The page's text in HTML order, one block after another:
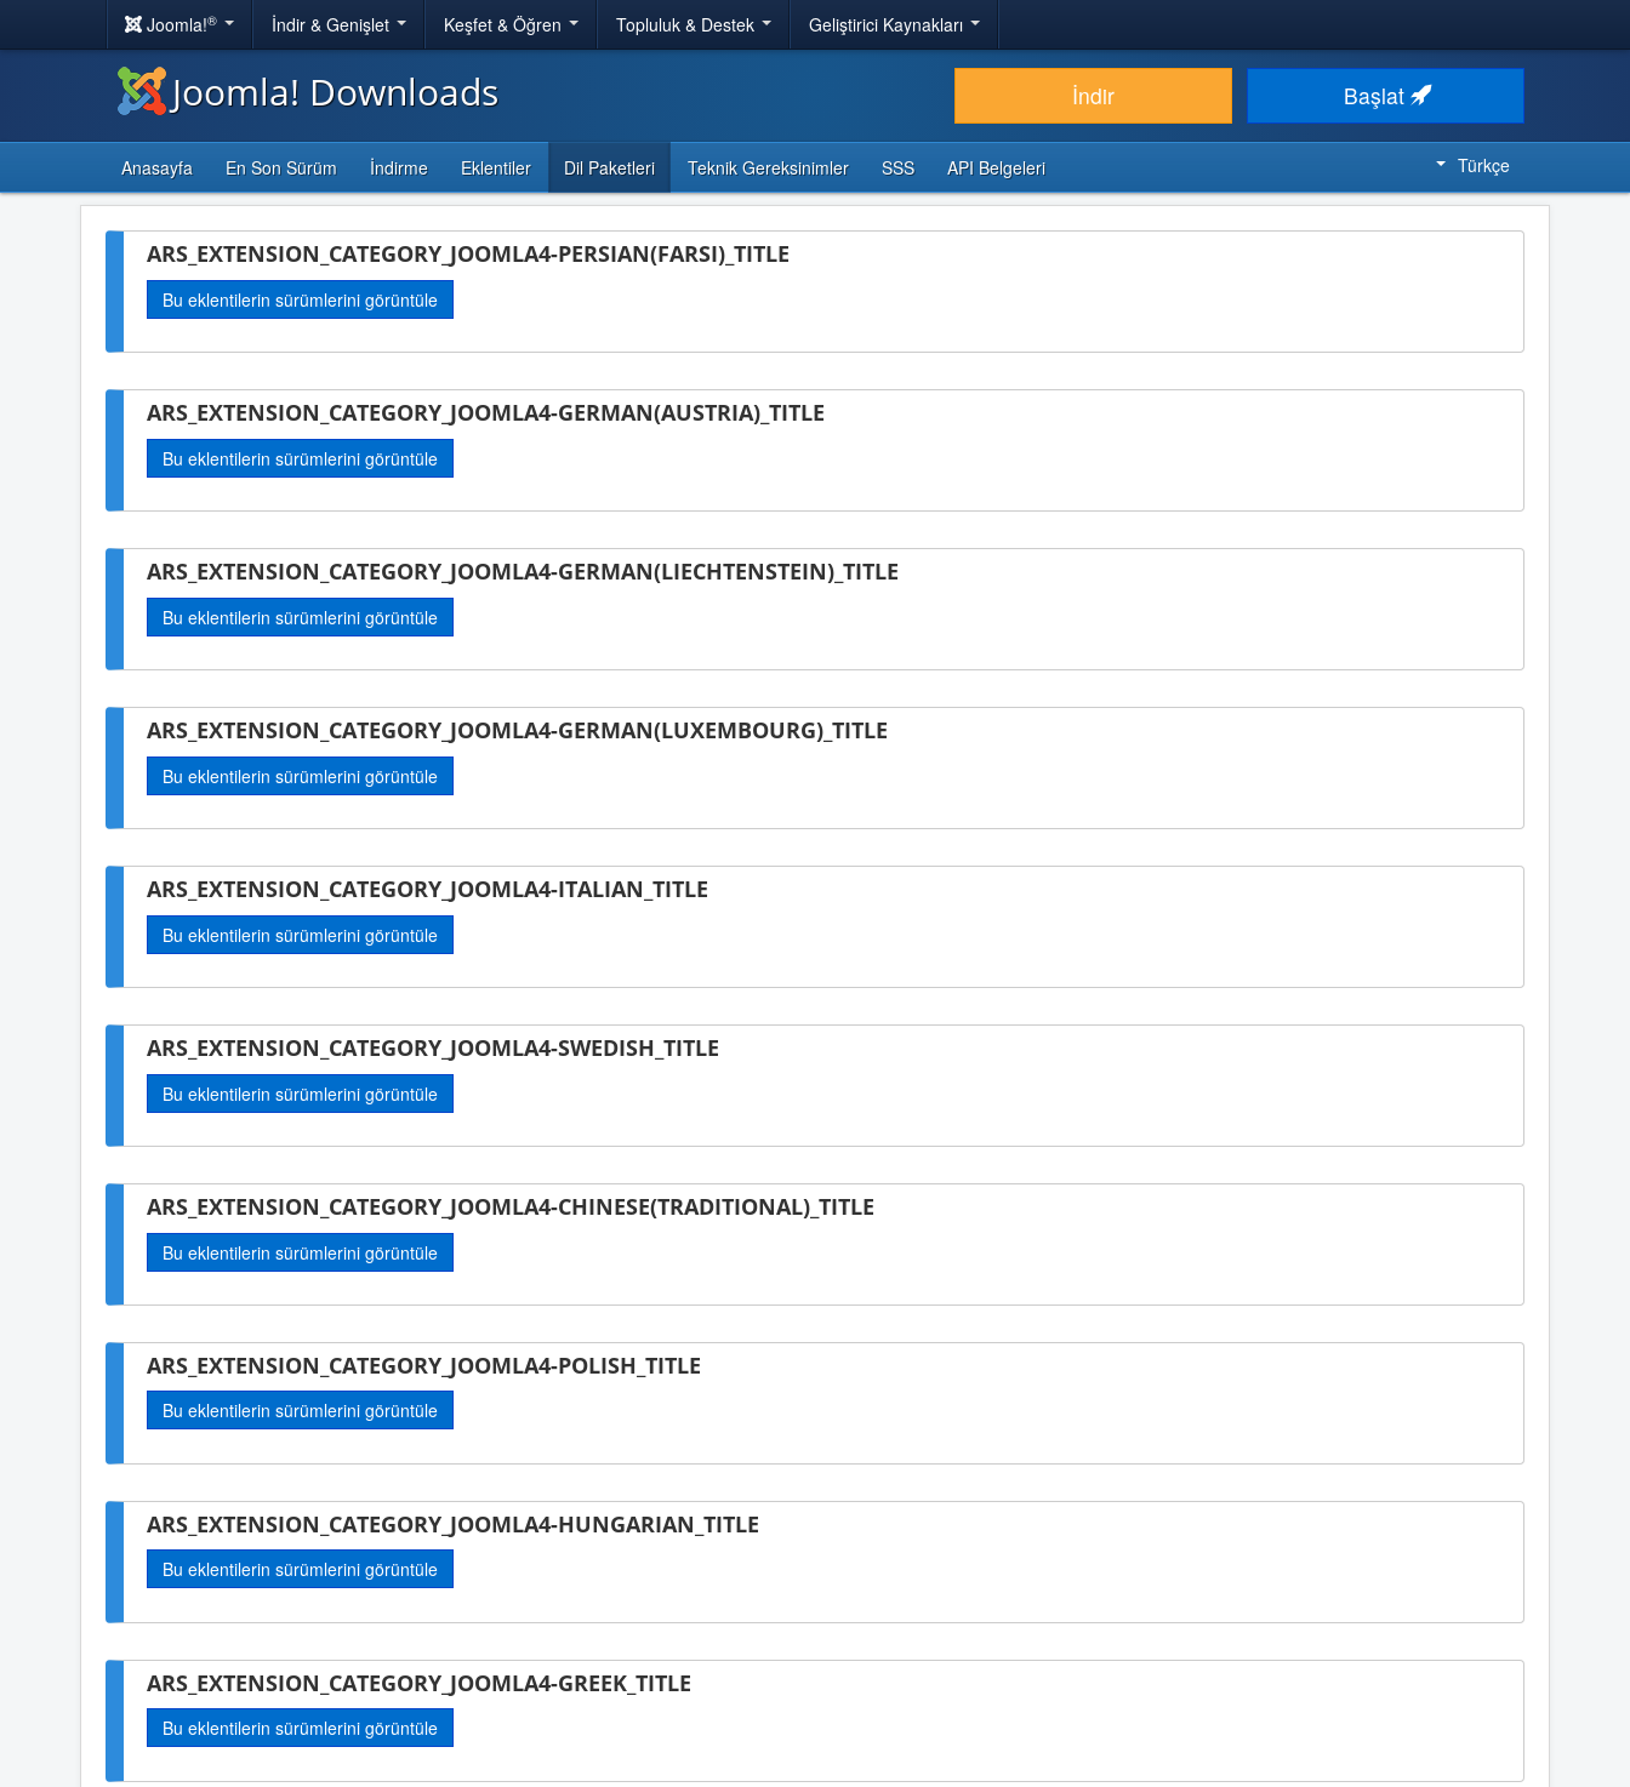
Joomla!® İndir & Genişlet Keşfet & Öğren Topluluk & Destek Geliştirici Kaynakları
Joomla! Downloads İndir Başlat
Anasayfa En Son Sürüm İndirme Eklentiler Dil Paketleri Teknik Gereksinimler SSS API Belgeleri Türkçe
ARS_EXTENSION_CATEGORY_JOOMLA4-PERSIAN(FARSI)_TITLE
Bu eklentilerin sürümlerini görüntüle
ARS_EXTENSION_CATEGORY_JOOMLA4-GERMAN(AUSTRIA)_TITLE
Bu eklentilerin sürümlerini görüntüle
ARS_EXTENSION_CATEGORY_JOOMLA4-GERMAN(LIECHTENSTEIN)_TITLE
Bu eklentilerin sürümlerini görüntüle
ARS_EXTENSION_CATEGORY_JOOMLA4-GERMAN(LUXEMBOURG)_TITLE
Bu eklentilerin sürümlerini görüntüle
ARS_EXTENSION_CATEGORY_JOOMLA4-ITALIAN_TITLE
Bu eklentilerin sürümlerini görüntüle
ARS_EXTENSION_CATEGORY_JOOMLA4-SWEDISH_TITLE
Bu eklentilerin sürümlerini görüntüle
ARS_EXTENSION_CATEGORY_JOOMLA4-CHINESE(TRADITIONAL)_TITLE
Bu eklentilerin sürümlerini görüntüle
ARS_EXTENSION_CATEGORY_JOOMLA4-POLISH_TITLE
Bu eklentilerin sürümlerini görüntüle
ARS_EXTENSION_CATEGORY_JOOMLA4-HUNGARIAN_TITLE
Bu eklentilerin sürümlerini görüntüle
ARS_EXTENSION_CATEGORY_JOOMLA4-GREEK_TITLE
Bu eklentilerin sürümlerini görüntüle